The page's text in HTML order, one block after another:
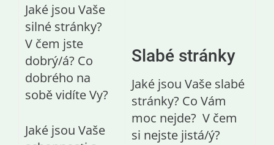
Jaké jsou Vaše
silné stránky?
V čem jste
dobrý/á? Co
dobrého na
sobě vidíte Vy?
Jaké jsou Vaše
Slabé stránky
Jaké jsou Vaše slabé
stránky? Co Vám
moc nejde? V čem
si nejste jistá/ý?